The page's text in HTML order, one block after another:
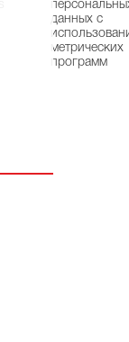
данных с
метрических
программ